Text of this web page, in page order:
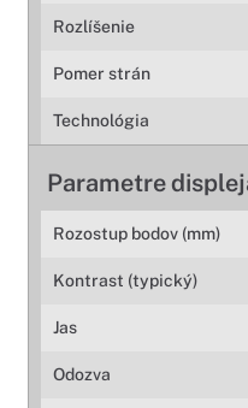
Rozlíšenie
Pomer strán
Technológia
Parametre
Rozostup bodov (mm)
Kontrast (typický)
Jas
Odozva